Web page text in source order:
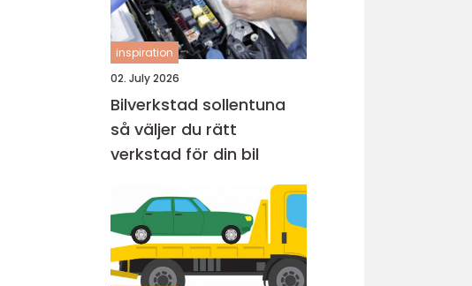
inspiration
02. July 2026
Bilverkstad sollentuna
så väljer du rätt
verkstad för din bil